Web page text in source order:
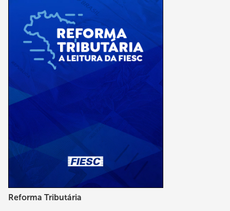
Reforma Tributária